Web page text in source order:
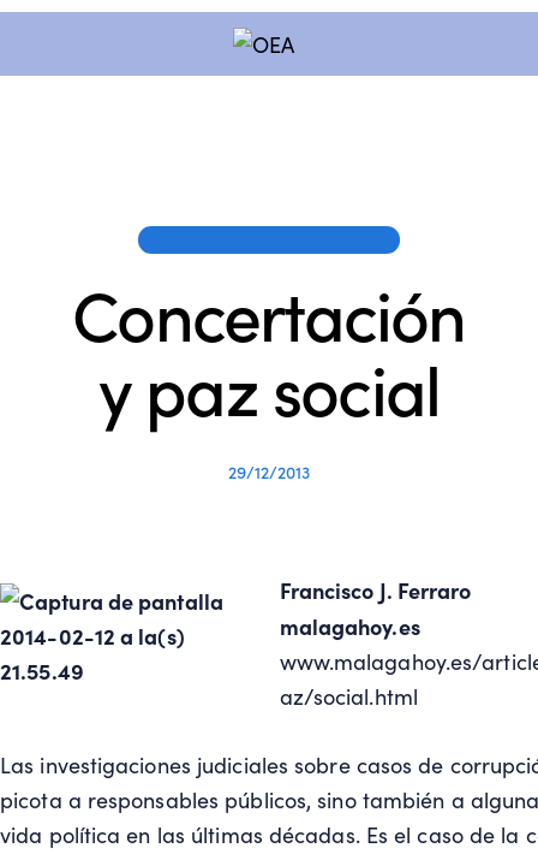
Concertación
y paz social
29/12/2013
Francisco J. Ferraro
malagahoy.es
www.malagahoy.es/
az/social.html
Las investigaciones judiciales sobre casos de
picota a responsables públicos, sino también a
vida política en las últimas décadas. Es el caso de la